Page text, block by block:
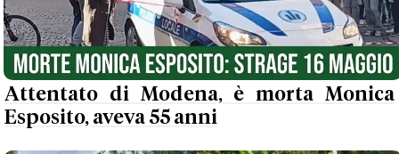
Attentato di Modena, è morta Monica
Esposito, aveva 55 anni